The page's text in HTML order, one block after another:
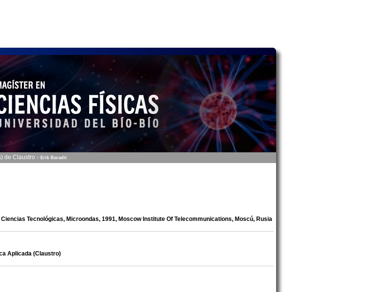
de Claustro > Erik Baradit
Tecnológicas, Microondas, 1991, Moscow Institute Of Telecommunications, Moscú, Rusia
Aplicada (Claustro)